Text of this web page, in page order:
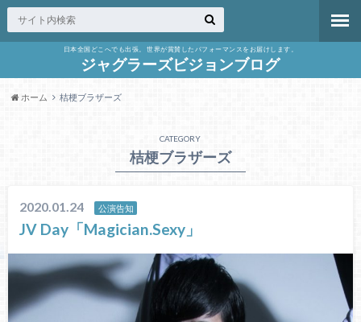
日本全国どこへでも出張。 世界が賞賛したパフォーマンスをお届けします。
ジャグラーズビジョンブログ
ホーム 桔梗ブラザーズ
CATEGORY
桔梗ブラザーズ
2020.01.24 公演告知
JV Day「Magician.Sexy」